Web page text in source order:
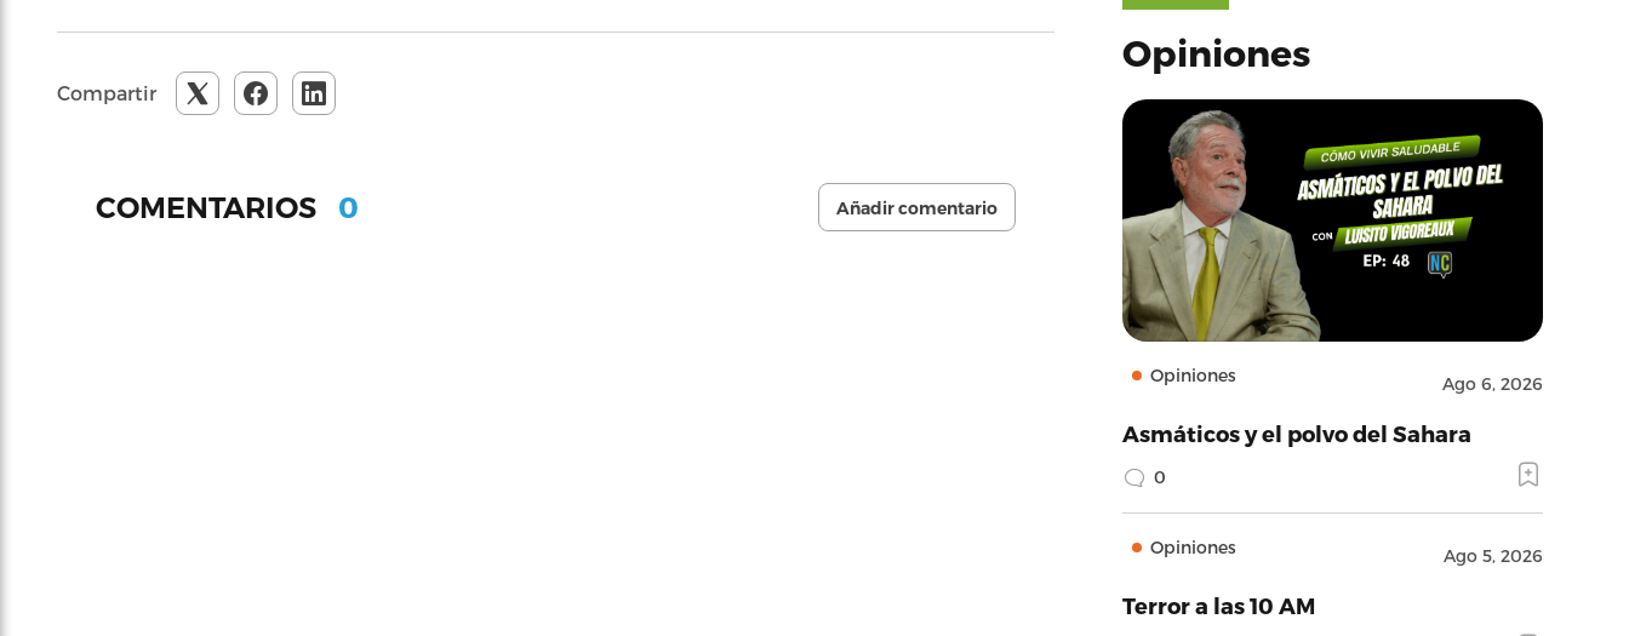
Compartir
COMENTARIOS 0 Añadir comentario
Opiniones
Opiniones Ago 6, 2026
Asmáticos y el polvo del Sahara
0
Opiniones Ago 5, 2026
Terror a las 10 AM